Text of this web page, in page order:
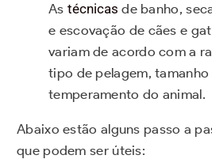
As técnicas de banho,
e escovação de cães e
variam de acordo com a
tipo de pelagem, tamanho
temperamento do animal.
Abaixo estão alguns passo a
que podem ser úteis: